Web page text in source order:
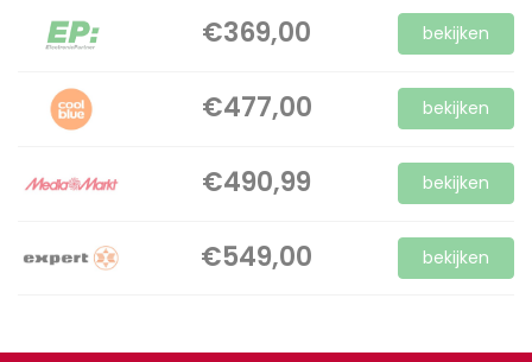
€369,00 bekijken
€477,00 bekijken
€490,99 bekijken
€549,00 bekijken